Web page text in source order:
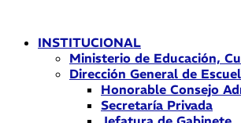
contenidoINSTITUCIONAL
Ministerio de Educación,
Dirección General de
Honorable Consejo
Secretaría Privada